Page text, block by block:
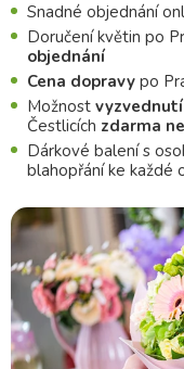
Snadné objednání
Doručení květin po
objednání
Cena dopravy po
Možnost
Čestlicích zdarma
Dárkové balení s
blahopřání ke každé